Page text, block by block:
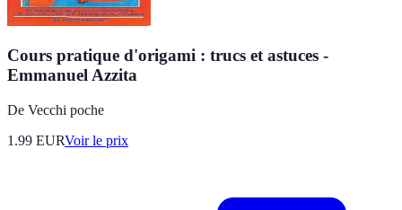
Cours pratique d'origami : trucs et astuces -
Emmanuel Azzita
De Vecchi poche
1.99 EURVoir le prix